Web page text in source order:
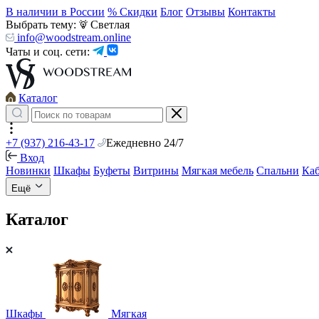
В наличии в России % Скидки Блог Отзывы Контакты
Выбрать тему:
Светлая
info@woodstream.online
Чаты и соц. сети:
Каталог
+7 (937) 216-43-17
Ежедневно 24/7
Вход
Новинки Шкафы Буфеты Витрины Мягкая мебель Спальни
Ещё
Каталог
Шкафы Мягкая